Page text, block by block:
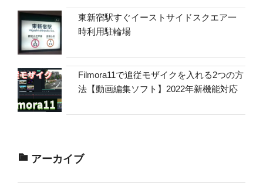
東新宿駅すぐイーストサイドスクエア一
時利用駐輪場
Filmora11で追従モザイクを入れる2つの方
法【動画編集ソフト】2022年新機能対応
アーカイブ